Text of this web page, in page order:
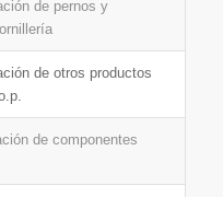
de pernos y
de otros productos
de componentes